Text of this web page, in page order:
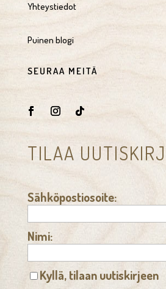
Yhteystiedot
Puinen blogi
SEURAA MEITÄ
TILAA
Sähköpostiosoite:
Nimi:
Kyllä, tilaan uutiskirjeen